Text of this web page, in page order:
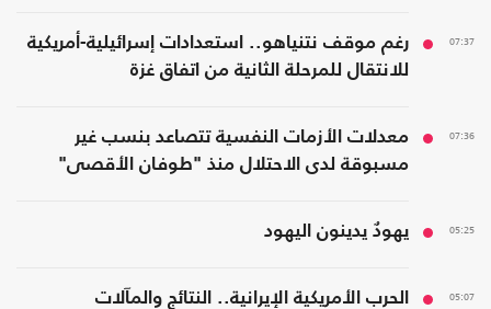
07:37
رغم موقف نتنياهو.. استعدادات إسرائيلية-أمريكية
للانتقال للمرحلة الثانية من اتفاق غزة
07:36
معدلات الأزمات النفسية تتصاعد بنسب غير
مسبوقة لدى الاحتلال منذ "طوفان الأقصى"
05:25 يهودٌ يدينون اليهود
05:07 الحرب الأمريكية الإيرانية.. النتائج والمآلات